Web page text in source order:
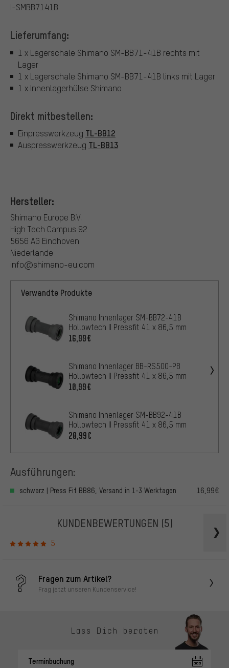
I-SMBB7141B
Lieferumfang:
1 x Lagerschale Shimano SM-BB71-41B rechts mit
Lager
1 x Lagerschale Shimano SM-BB71-41B links mit Lager
1 x Innenlagerhülse Shimano
Direkt mitbestellen:
Einpresswerkzeug TL-BB12
Auspresswerkzeug TL-BB13
Hersteller:
Shimano Europe B.V.
High Tech Campus 92
5656 AG Eindhoven
Niederlande
info@shimano-eu.com
Verwandte Produkte
Shimano Innenlager SM-BB72-41B
Hollowtech II Pressfit 41 x 86,5 mm
16,99€
Shimano Innenlager BB-RS500-PB
Hollowtech II Pressfit 41 x 86,5 mm
10,99€
Shimano Innenlager SM-BB92-41B
Hollowtech II Pressfit 41 x 86,5 mm
20,99€
Ausführungen:
schwarz | Press Fit BB86, Versand in 1-3 Werktagen 16,99€
KUNDENBEWERTUNGEN (5)
5
Fragen zum Artikel?
Frag jetzt unseren Kundenservice!
Lass Dich beraten
Terminbuchung